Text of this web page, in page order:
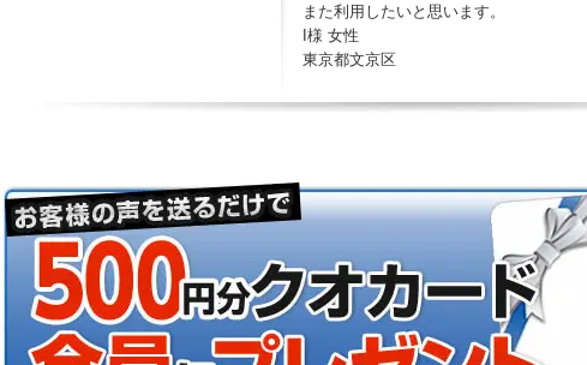
また利用したいと思います。
I様 女性
東京都文京区